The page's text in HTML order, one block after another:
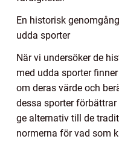
En historisk
udda sporter
När vi undersöker de
med udda sporter
om deras värde och
dessa sporter
ge alternativ till de
normerna för vad som